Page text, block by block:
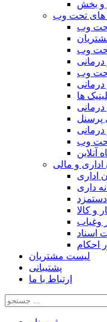
و بخش
تحت وب
تحت وب
درمانی
وب
درمانی
ها
پرسنل
درمانی
تحت وب
آنلاین
و مالی
اداری
داری
و کالا
وغیاب
اسناد
احکام
لیست مشتریان
پشتیبانی
ارتباط با ما